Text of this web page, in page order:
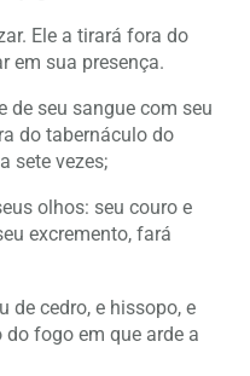
Ele a tirará fora do
em sua presença.
de seu sangue com seu
do tabernáculo do
sete vezes;
olhos: seu couro e
excremento, fará
de cedro, e hissopo, e
fogo em que arde a